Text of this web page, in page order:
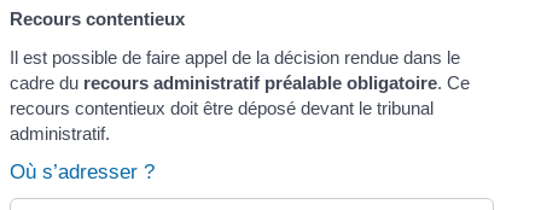
Recours contentieux
Il est possible de faire appel de la décision rendue dans le
cadre du recours administratif préalable obligatoire. Ce
recours contentieux doit être déposé devant le tribunal
administratif.
Où s’adresser ?